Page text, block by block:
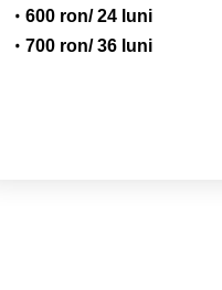
600 ron/ 24 luni
700 ron/ 36 luni